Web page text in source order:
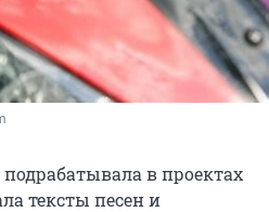
в проектах
тексты песен и